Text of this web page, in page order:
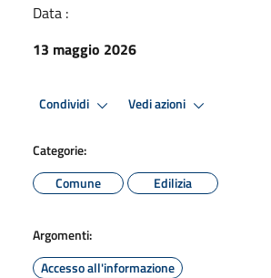
Data :
13 maggio 2026
Condividi Vedi azioni
Categorie:
Comune
Edilizia
Argomenti:
Accesso all'informazione